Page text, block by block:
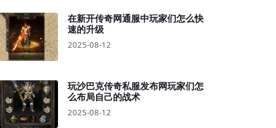
在新开传奇网通服中玩家们怎么快
速的升级
2025-08-12
玩沙巴克传奇私服发布网玩家们怎
么布局自己的战术
2025-08-12